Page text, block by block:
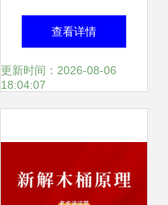
链物流 速冻面米制
品产量及主要企业
查看详情
更新时间：2026-08-06
18:04:07